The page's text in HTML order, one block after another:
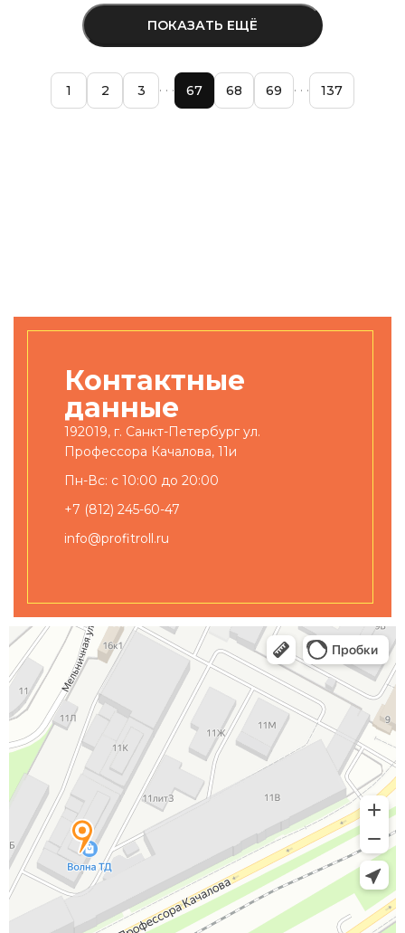
ПОКАЗАТЬ ЕЩЁ
1 2 3 67 68 69 137
Контактные
данные
192019, г. Санкт-Петербург ул.
Профессора Качалова, 11и
Пн-Вс: с 10:00 до 20:00
+7 (812) 245-60-47
info@profitroll.ru